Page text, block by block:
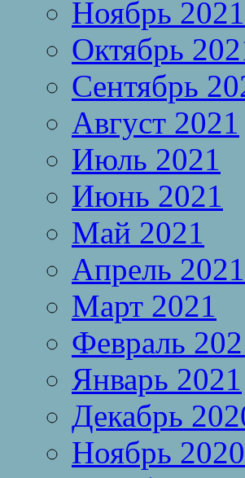
Ноябрь 2021
Октябрь
Сентябрь
Август 2021
Июль 2021
Июнь 2021
Май 2021
Апрель 2021
Март 2021
Февраль
Январь 2021
Декабрь
Ноябрь 2020